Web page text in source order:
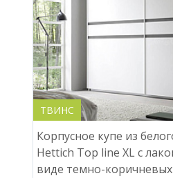
ТВИНС
Корпусное купе из
Hettich Top line XL с
виде темно-